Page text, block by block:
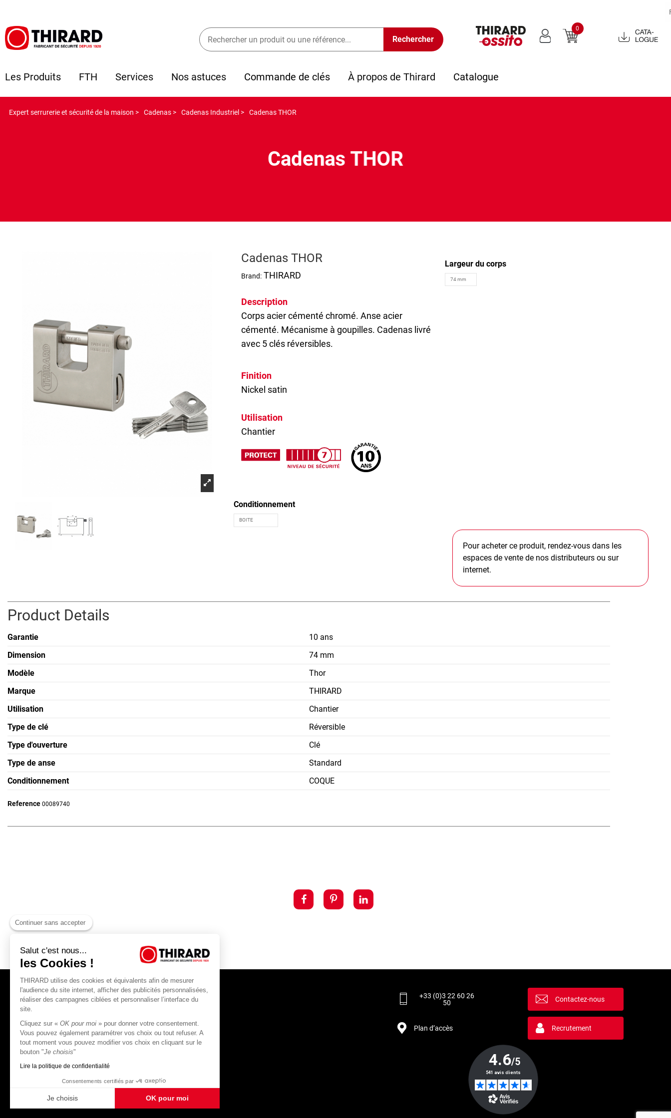
0
Catalogue
2022
Les Produits FTH Services Nos astuces Commande de clés À propos de Thirard Catalogue
Expert serrurerie et sécurité de la maison > Cadenas > Cadenas Industriel > Cadenas THOR
Cadenas THOR
Cadenas THOR
Brand: THIRARD
Description
Corps acier cémenté chromé. Anse acier
cémenté. Mécanisme à goupilles. Cadenaslivré
avec 5 clés réversibles.
Finition
Nickel satin
Utilisation
Chantier
Largeur du corps
Conditionnement
Pour acheter ce produit, rendez-vous dans les
espaces de vente de nos distributeurs ou sur
internet.
Product Details
Garantie
10 ans
Dimension
74 mm
Modèle
Thor
Marque
THIRARD
Utilisation
Chantier
Type de clé
Réversible
Type d'ouverture
Clé
Type de anse
Standard
Conditionnement
COQUE
Reference 00089740
THIRARD S.A.S
45, rue Jean Jaurès
80390 Fressenneville
CS 60004 France
+33 (0)3 22 60 26
50
Contactez-nous
Plan d’accès Recrutement
Continuer sans accepter
Salut c'est nous...
les Cookies !
THIRARD utilise des cookies et équivalents afin de mesurer
l'audience du site internet, afficher des publicités personnalisées,
réaliser des campagnes ciblées et personnaliser l’interface du
site.
Cliquez sur « OK pour moi » pour donner votre consentement.
Vous pouvez également paramétrer vos choix ou tout refuser. A
tout moment vous pouvez modifier vos choix en cliquant sur le
bouton "Je choisis"
Lire la politique de confidentialité
Consentements certifiés par
Je choisis OK pour moi